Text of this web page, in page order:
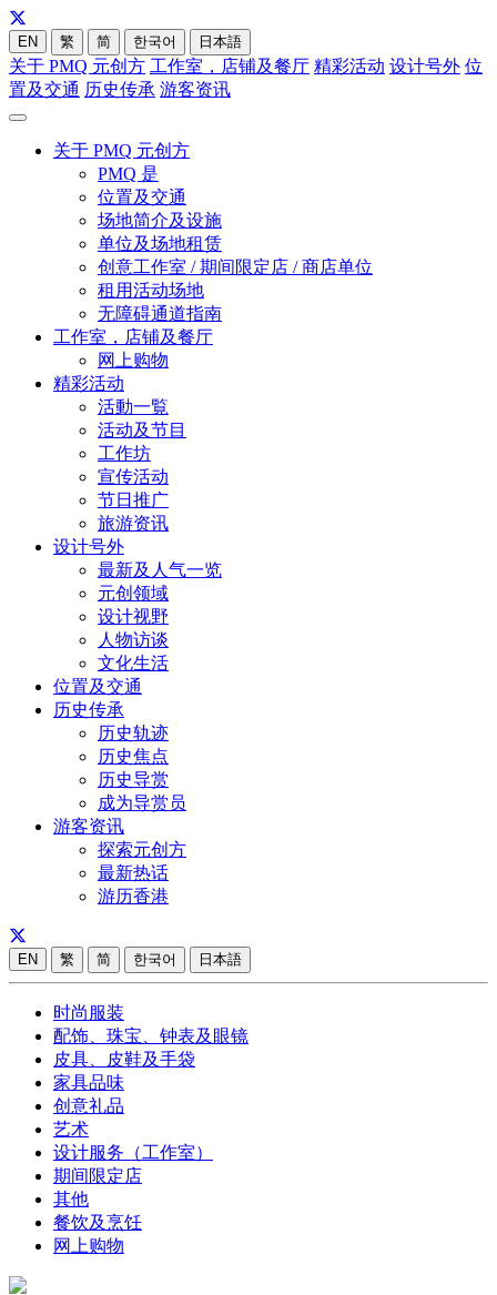
EN 繁 简 한국어 日本語
关于 PMQ 元创方 工作室，店铺及餐厅 精彩活动 设计号外 位
置及交通 历史传承 游客资讯
关于 PMQ 元创方
PMQ 是
位置及交通
场地简介及设施
单位及场地租赁
创意工作室 / 期间限定店 / 商店单位
租用活动场地
无障碍通道指南
工作室，店铺及餐厅
网上购物
精彩活动
活動一覧
活动及节目
工作坊
宣传活动
节日推广
旅游资讯
设计号外
最新及人气一览
元创领域
设计视野
人物访谈
文化生活
位置及交通
历史传承
历史轨迹
历史焦点
历史导赏
成为导赏员
游客资讯
探索元创方
最新热话
游历香港
EN 繁 简 한국어 日本語
时尚服装
配饰、珠宝、钟表及眼镜
皮具、皮鞋及手袋
家具品味
创意礼品
艺术
设计服务（工作室）
期间限定店
其他
餐饮及烹饪
网上购物